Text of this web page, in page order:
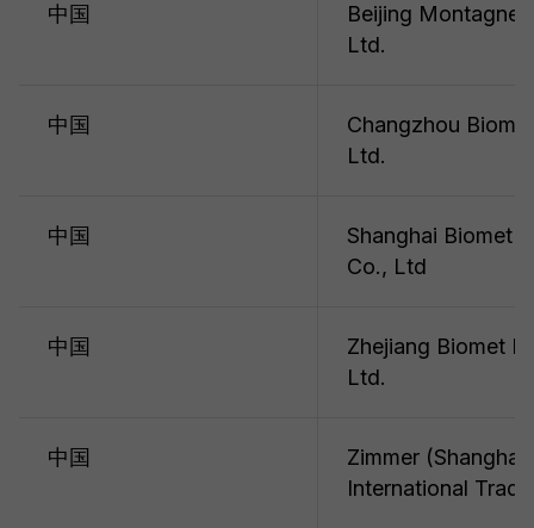
中国
Beijing Montagne
Ltd.
中国
Changzhou
Ltd.
中国
Shanghai Biomet
Co., Ltd
中国
Zhejiang Biomet
Ltd.
中国
Zimmer
International